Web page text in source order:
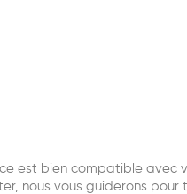
est bien compatible avec
nous vous guiderons